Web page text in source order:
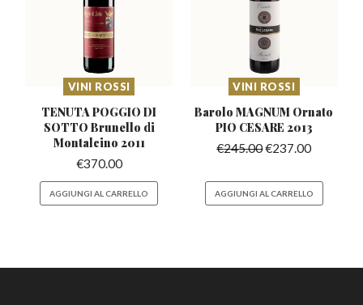
VINI ROSSI
TENUTA POGGIO DI
SOTTO Brunello di
Montalcino 2011
€370.00
AGGIUNGI AL CARRELLO
VINI ROSSI
Barolo MAGNUM Ornato
PIO CESARE 2013
€245.00€237.00
AGGIUNGI AL CARRELLO